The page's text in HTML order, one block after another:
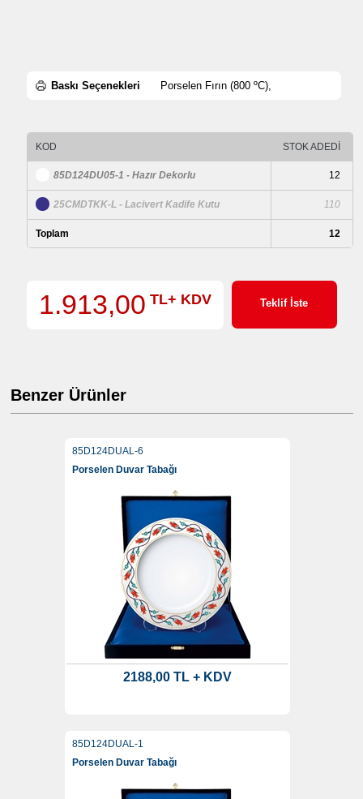
Baskı Seçenekleri Porselen Fırın (800 ºC),
KOD STOK ADEDİ
85D124DU05-1 - Hazır Dekorlu 12
25CMDTKK-L - Lacivert Kadife Kutu 110
Toplam 12
1.913,00 TL+ KDV Teklif İste
Benzer Ürünler
85D124DUAL-6
Porselen Duvar Tabağı
2188,00 TL + KDV
85D124DUAL-1
Porselen Duvar Tabağı